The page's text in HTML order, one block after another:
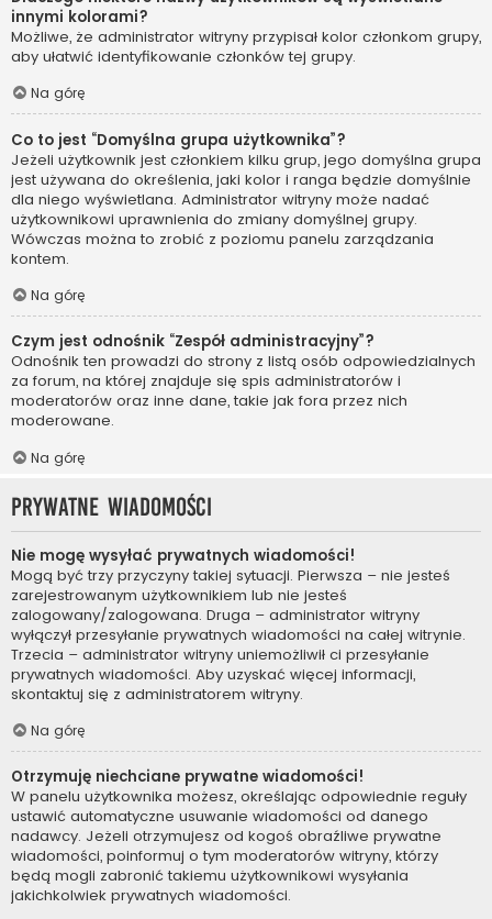
innymi kolorami?
Możliwe, że administrator witryny przypisał kolor członkom grupy,
aby ułatwić identyfikowanie członków tej grupy.
Na górę
Co to jest “Domyślna grupa użytkownika”?
Jeżeli użytkownik jest członkiem kilku grup, jego domyślna grupa
jest używana do określenia, jaki kolor i ranga będzie domyślnie
dla niego wyświetlana. Administrator witryny może nadać
użytkownikowi uprawnienia do zmiany domyślnej grupy.
Wówczas można to zrobić z poziomu panelu zarządzania
kontem.
Na górę
Czym jest odnośnik “Zespół administracyjny”?
Odnośnik ten prowadzi do strony z listą osób odpowiedzialnych
za forum, na której znajduje się spis administratorów i
moderatorów oraz inne dane, takie jak fora przez nich
moderowane.
Na górę
Prywatne wiadomości
Nie mogę wysyłać prywatnych wiadomości!
Mogą być trzy przyczyny takiej sytuacji. Pierwsza – nie jesteś
zarejestrowanym użytkownikiem lub nie jesteś
zalogowany/zalogowana. Druga – administrator witryny
wyłączył przesyłanie prywatnych wiadomości na całej witrynie.
Trzecia – administrator witryny uniemożliwił ci przesyłanie
prywatnych wiadomości. Aby uzyskać więcej informacji,
skontaktuj się z administratorem witryny.
Na górę
Otrzymuję niechciane prywatne wiadomości!
W panelu użytkownika możesz, określając odpowiednie reguły
ustawić automatyczne usuwanie wiadomości od danego
nadawcy. Jeżeli otrzymujesz od kogoś obraźliwe prywatne
wiadomości, poinformuj o tym moderatorów witryny, którzy
będą mogli zabronić takiemu użytkownikowi wysyłania
jakichkolwiek prywatnych wiadomości.